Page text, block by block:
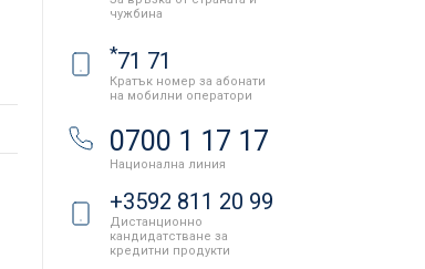
чужбина
*71 71
Кратък номер за абонати
на мобилни оператори
0700 1 17 17
Национална линия
+3592 811 20 99
Дистанционно
кандидатстване за
кредитни продукти